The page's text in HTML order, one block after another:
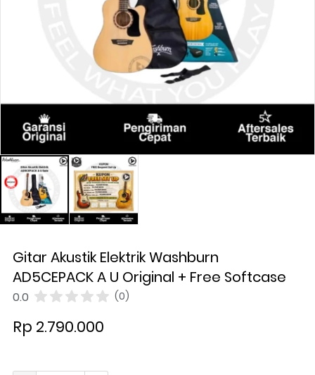
Gitar Akustik Elektrik Washburn
AD5CEPACK A U Original + Free Softcase
0.0 (0)
Rp 2.790.000